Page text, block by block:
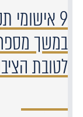
9
במשך
לטובת